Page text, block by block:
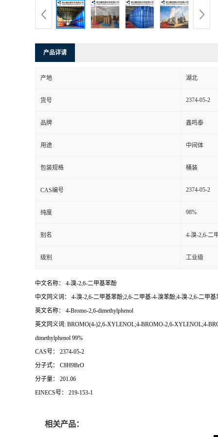
产品详请
产地 湖北
货号 2374-05-2
品牌 鑫鸣泰
用途 中间体
包装规格 桶装
CAS编号 2374-05-2
纯度 98%
别名 4-溴-2,6-二
级别 工业级
中文名称： 4-溴-2,6-二甲基苯酚
中文同义词： 4-溴-2,6-二甲基苯酚;2,6-二甲基-4-溴苯酚;4-溴-2,6-二甲
英文名称： 4-Bromo-2,6-dimethylphenol
英文同义词: BROMO(4-)2,6-XYLENOL;4-BROMO-2,6-XYLENOL;4-
dimethylphenol 99%
CAS号： 2374-05-2
分子式： C8H9BrO
分子量： 201.06
EINECS号： 219-153-1
相关产品：